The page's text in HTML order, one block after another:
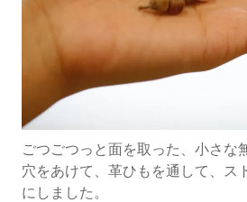
ごつごつっと面を取った、小さな
穴をあけて、革ひもを通して、ス
にしました。